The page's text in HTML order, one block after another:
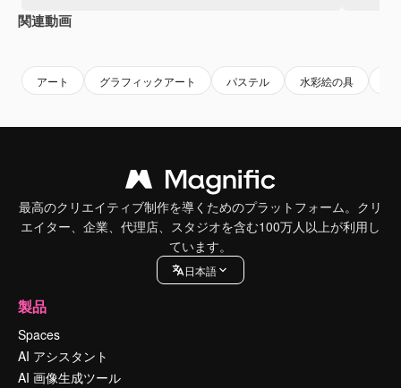
関連動画
アート グラフィックアート パステル 水彩絵の具
最高のクリエイティブ制作を導くためのプラットフォーム。クリ
エイター、企業、代理店、スタジオを含む100万人以上が利用し
ています。
日本語
製品
Spaces
AI アシスタント
AI 画像生成ツール